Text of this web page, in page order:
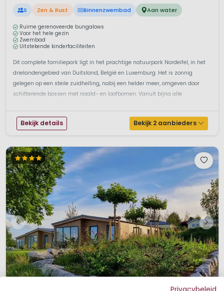
S Zen & Rust Binnenzwembad Aan water
Ruime gerenoveerde bungalows
Voor het hele gezin
Zwembad
Uitstekende kinderfaciliteiten
Dit complete familiepark ligt in het prachtige natuurpark Nordeifel, in het
drielandengebied van Duitsland, België en Luxemburg. Het is zonnig
gelegen op een steile zuidhelling, nabij een helder meer, omgeven door
schitterende bossen met naald- en loofbomen. Vanuit bijna alle
Bekijk details Bekijk 2 aanbieders